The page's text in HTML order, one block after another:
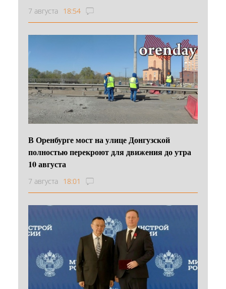
7 августа 18:54
В Оренбурге мост на улице Донгузской
полностью перекроют для движения до утра
10 августа
7 августа 18:01